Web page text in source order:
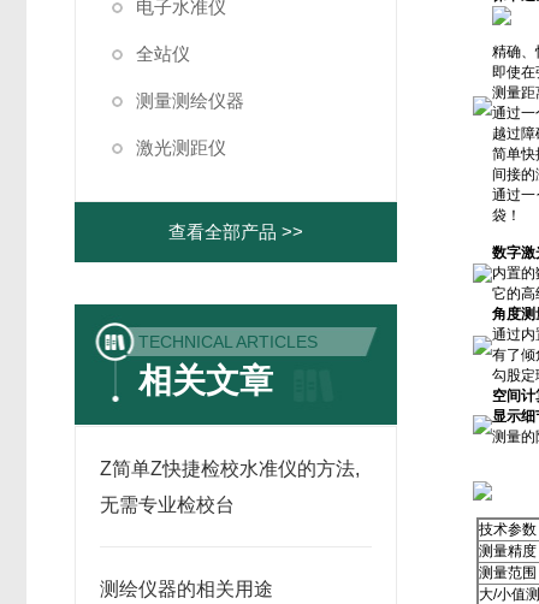
电子水准仪
全站仪
测量测绘仪器
激光测距仪
查看全部产品 >>
TECHNICAL ARTICLES
相关文章
Z简单Z快捷检校水准仪的方法,
无需专业检校台
测绘仪器的相关用途
精确
即使
测量
通过
越过
简单
间接
通过
袋！
数字激
内置
它的
角度测
通过内
有了倾
勾股定
空间
显示细
测量
技术参数
测量精度
测量范围
大/小值